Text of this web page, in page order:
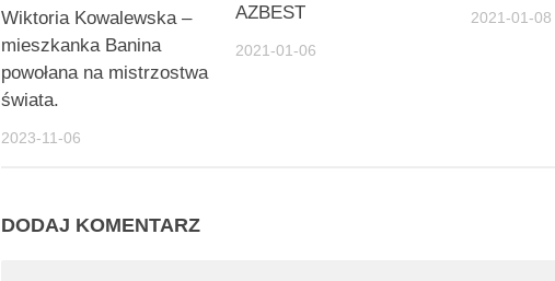
Wiktoria Kowalewska –
mieszkanka Banina
powołana na mistrzostwa
świata.
2023-11-06
AZBEST
2021-01-06
2021-01-08
DODAJ KOMENTARZ